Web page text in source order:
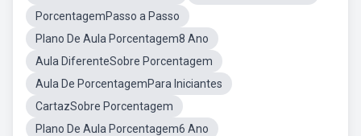
PorcentagemPasso a Passo
Plano De Aula Porcentagem8 Ano
Aula DiferenteSobre Porcentagem
Aula De PorcentagemPara Iniciantes
CartazSobre Porcentagem
Plano De Aula Porcentagem6 Ano